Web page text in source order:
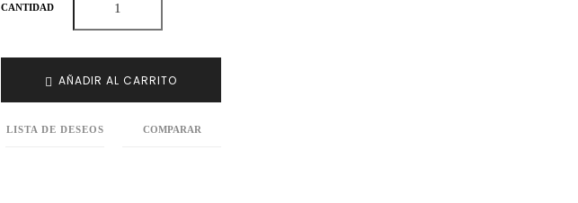
CANTIDAD
AÑADIR AL CARRITO
LISTA DE DESEOS COMPARAR